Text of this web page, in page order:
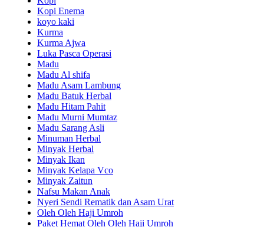
Kopi Enema
koyo kaki
Kurma
Kurma Ajwa
Luka Pasca Operasi
Madu
Madu Al shifa
Madu Asam Lambung
Madu Batuk Herbal
Madu Hitam Pahit
Madu Murni Mumtaz
Madu Sarang Asli
Minuman Herbal
Minyak Herbal
Minyak Ikan
Minyak Kelapa Vco
Minyak Zaitun
Nafsu Makan Anak
Nyeri Sendi Rematik dan Asam Urat
Oleh Oleh Haji Umroh
Paket Hemat Oleh Oleh Haji Umroh